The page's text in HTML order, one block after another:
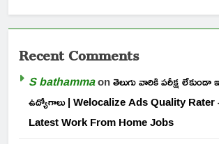
Recent Comments
S bathammaonతెలుగు వారికి పరీక్ష
ఉద్యోగాలు | Welocalize Ads Quality
Latest Work From Home Jobs